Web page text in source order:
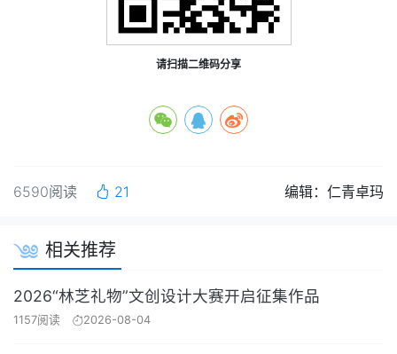
请扫描二维码分享
6590阅读 21 编辑：仁青卓玛
相关推荐
2026“林芝礼物”文创设计大赛开启征集作品
1157阅读 2026-08-04